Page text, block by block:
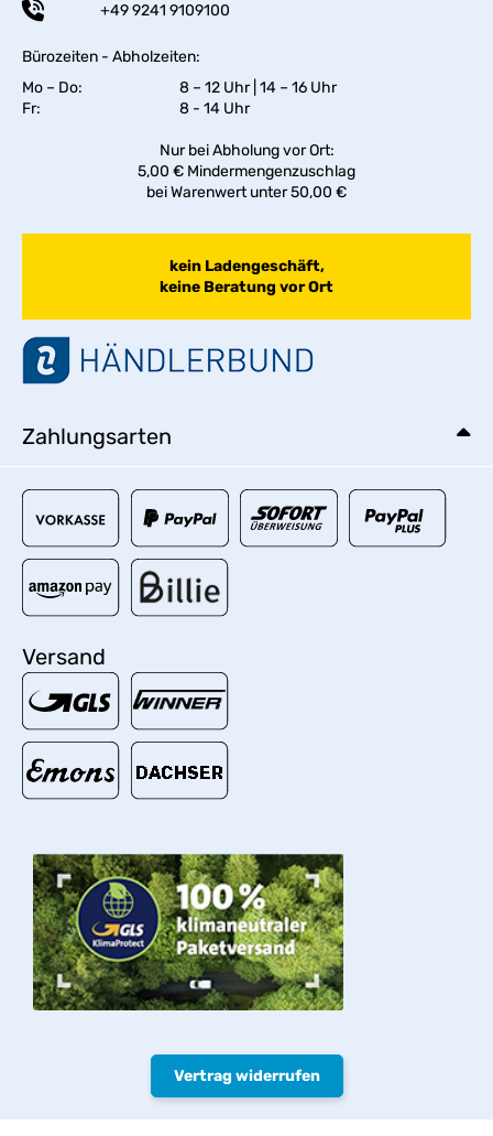
+49 9241 9109100
Bürozeiten - Abholzeiten:
Mo – Do:
8 – 12 Uhr | 14 – 16 Uhr
Fr:
8 - 14 Uhr
Nur bei Abholung vor Ort:
5,00 € Mindermengenzuschlag
bei Warenwert unter 50,00 €
kein Ladengeschäft,
keine Beratung vor Ort
Zahlungsarten
Versand
Vertrag widerrufen